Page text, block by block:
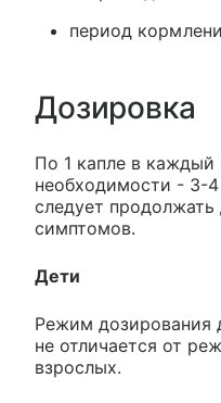
период
Дозировка
По 1 капле в каждый
необходимости - 3-
следует продолжать
симптомов.
Дети
Режим дозирования
не отличается от
взрослых.